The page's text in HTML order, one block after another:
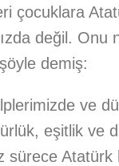
çocuklara
değil. Onu
demiş:
ve
eşitlik ve
Atatürk